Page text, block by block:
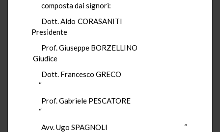
composta dai signori:
Dott. Aldo CORASANITI
Presidente
Prof. Giuseppe BORZELLINO
Giudice
Dott. Francesco GRECO
“
Prof. Gabriele PESCATORE
“
Avv. Ugo SPAGNOLI “